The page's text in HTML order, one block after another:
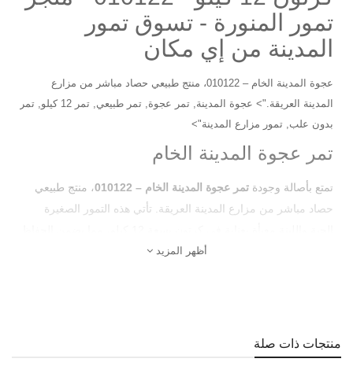
تمور المنورة - تسوق تمور
المدينة من إي مكان
عجوة المدينة الخام – 010122، منتج طبيعي حصاد مباشر من مزارع
المدينة العريقة.">
عجوة المدينة, تمر عجوة, تمر طبيعي, تمر 12 كيلو, تمر
بدون علب, تمور مزارع المدينة">
تمر عجوة المدينة الخام
تمتع بأصالة وجودة تمر عجوة المدينة الخام – 010122
، منتج طبيعي
حصاد مباشر من مزارع المدينة العريقة. تأتي هذه التمور الصغيرة
على نضارتها وجودتها دون الحاجة لعلب إضافية.
احصل على تجربة غذائية متكاملة مع هذا المنتج الراقي واستمتع
أظهر المزيد
منتجات ذات صلة